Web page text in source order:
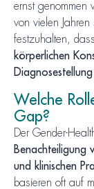
ernst genommen
von vielen
festzuhalten,
körperlichen
Diagnosestellung
Welche
Gap?
Der Gender-
Benachteiligung
und klinischen
basieren oft auf